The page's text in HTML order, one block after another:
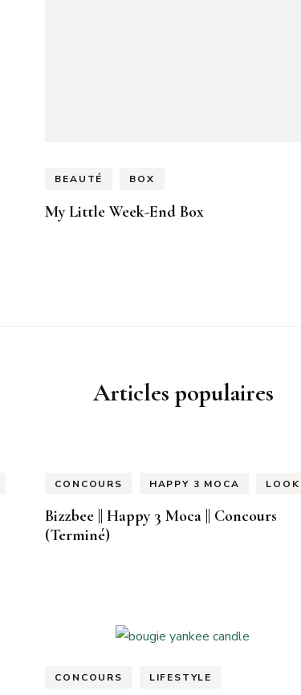
BEAUTÉ BOX
My Little Week-End Box
Articles populaires
CONCOURS HAPPY 3 MOCA LOOK
Bizzbee || Happy 3 Moca || Concours
(Terminé)
CONCOURS LIFESTYLE